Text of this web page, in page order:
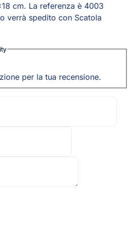
cm. La referenza è 4003
verrà spedito con Scatola
per la tua recensione.